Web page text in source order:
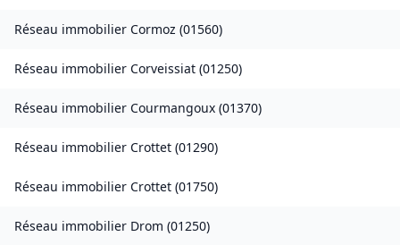
Réseau immobilier Cormoz (01560)
Réseau immobilier Corveissiat (01250)
Réseau immobilier Courmangoux (01370)
Réseau immobilier Crottet (01290)
Réseau immobilier Crottet (01750)
Réseau immobilier Drom (01250)